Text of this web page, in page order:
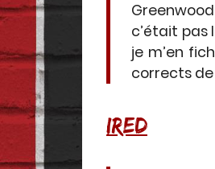
c’était pas
je m’en
corrects
IRED